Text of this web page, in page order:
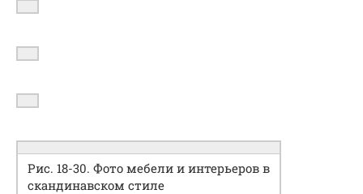
Рис. 18-30. Фото мебели и интерьеров в
скандинавском стиле